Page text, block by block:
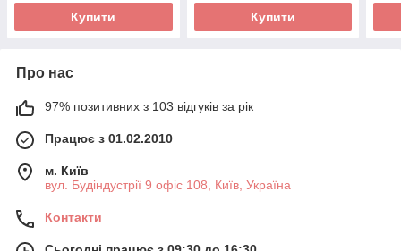
Купити Купити
Про нас
97% позитивних з 103 відгуків за рік
Працює з 01.02.2010
м. Київ
вул. Будіндустрії 9 офіс 108, Київ, Україна
Контакти